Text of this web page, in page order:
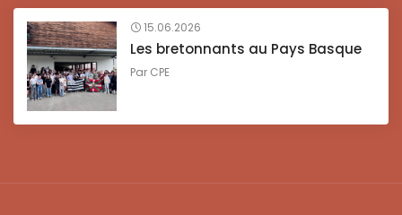
15.06.2026
Les bretonnants au Pays Basque
Par CPE